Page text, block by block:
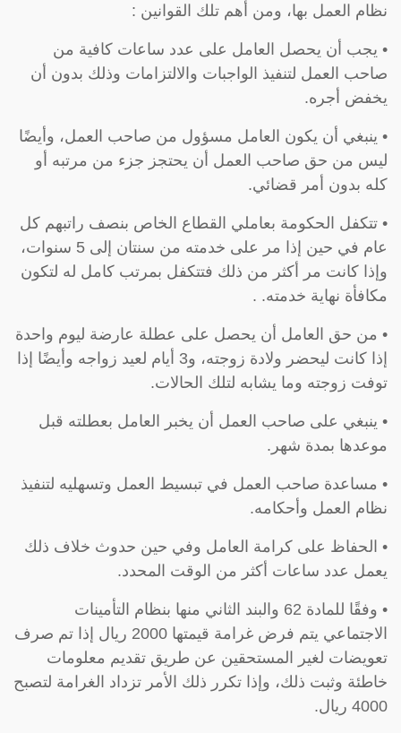
نظام العمل بها، ومن أهم تلك القوانين :
• يجب أن يحصل العامل على عدد ساعات كافية من
صاحب العمل لتنفيذ الواجبات والالتزامات وذلك بدون أن
يخفض أجره.
• ينبغي أن يكون العامل مسؤول من صاحب العمل، وأيضًا
ليس من حق صاحب العمل أن يحتجز جزء من مرتبه أو
كله بدون أمر قضائي.
• تتكفل الحكومة بعاملي القطاع الخاص بنصف راتبهم كل
عام في حين إذا مر على خدمته من سنتان إلى 5 سنوات،
وإذا كانت مر أكثر من ذلك فتتكفل بمرتب كامل له لتكون
مكافأة نهاية خدمته. .
• من حق العامل أن يحصل على عطلة عارضة ليوم واحدة
إذا كانت ليحضر ولادة زوجته، و3 أيام لعيد زواجه وأيضًا إذا
توفت زوجته وما يشابه لتلك الحالات.
• ينبغي على صاحب العمل أن يخبر العامل بعطلته قبل
موعدها بمدة شهر.
• مساعدة صاحب العمل في تبسيط العمل وتسهليه لتنفيذ
نظام العمل وأحكامه.
• الحفاظ على كرامة العامل وفي حين حدوث خلاف ذلك
يعمل عدد ساعات أكثر من الوقت المحدد.
• وفقًا للمادة 62 والبند الثاني منها بنظام التأمينات
الاجتماعي يتم فرض غرامة قيمتها 2000 ريال إذا تم صرف
تعويضات لغير المستحقين عن طريق تقديم معلومات
خاطئة وثبت ذلك، وإذا تكرر ذلك الأمر تزداد الغرامة لتصبح
4000 ريال.